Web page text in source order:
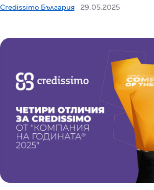
Credissimo България 29.05.2025